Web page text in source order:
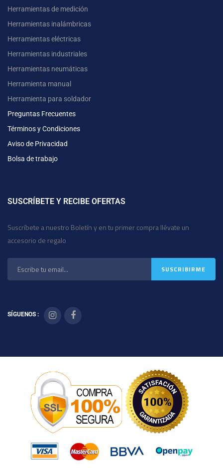
Herramientas de medición
Herramientas inalámbricas
Herramientas eléctricas
Herramientas industriales
Herramientas neumáticas
Herramienta manual
Herramienta para soldador
Preguntas Frecuentes
Términos y Condiciones
Aviso de Privacidad
Bolsa de trabajo
SUSCRÍBETE Y RECIBE OFERTAS
Suscríbete a nuestro Boletín y en tu primer compra llévate un
accesorio de regalo
SÍGUENOS :